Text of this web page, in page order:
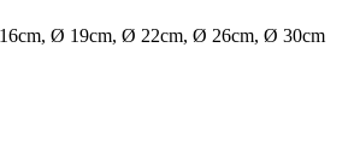
Ø 19cm, Ø 22cm, Ø 26cm, Ø 30cm